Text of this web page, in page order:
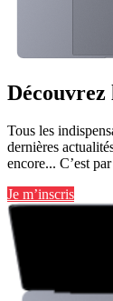
Tous les
dernières
encore... C’est
Je m’inscris